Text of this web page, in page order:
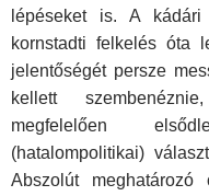
lépéseket is. A
kornstadti felkelés óta
jelentősé­gét persze
kellett
megfelelően
(hatalompolitikai)
Abszolút